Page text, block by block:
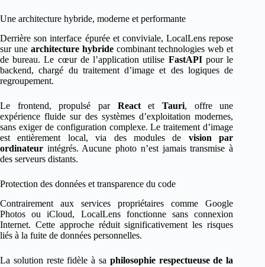
Une architecture hybride, moderne et performante
Derrière son interface épurée et conviviale, LocalLens repose
sur une architecture hybridecombinant technologies web et
de bureau. Le cœur de l’application utilise FastAPIpour le
backend, chargé du traitement d’image et des logiques de
regroupement.
Le frontend, propulsé par Reactet Tauri, offre une
expérience fluide sur des systèmes d’exploitation modernes,
sans exiger de configuration complexe. Le traitement d’image
est entièrement local, via des modules de vision par
ordinateur intégrés. Aucune photo n’est jamais transmise à
des serveurs distants.
Protection des données et transparence du code
Contrairement aux services propriétaires comme Google
Photos ou iCloud, LocalLens fonctionne sans connexion
Internet. Cette approche réduit significativement les risques
liés à la fuite de données personnelles.
La solution reste fidèle à sa philosophie respectueuse de la